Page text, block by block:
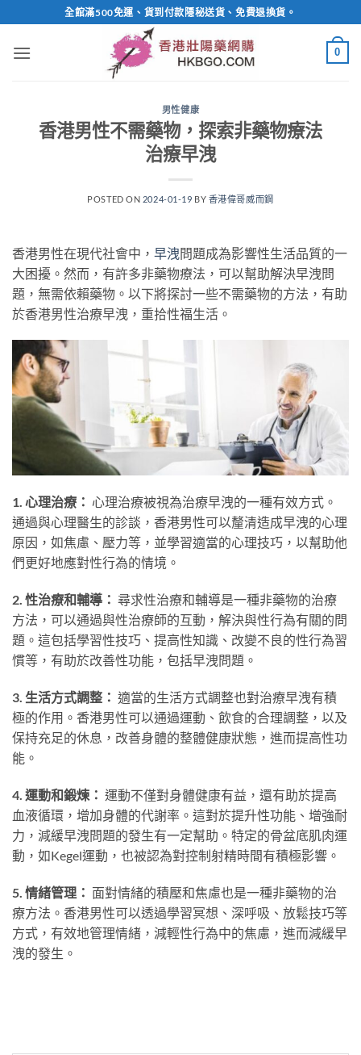
to
content
全館滿500免運、貨到付款隱秘送貨、免費退換貨。
0
男性健康
香港男性不需藥物，探索非藥物療法
治療早洩
POSTED ON 2024-01-19 BY 香港偉哥威而鋼
香港男性在現代社會中， 早洩問題成為影響性生活品質的一
大困擾。然而，有許多非藥物療法，可以幫助解決早洩問
題，無需依賴藥物。以下將探討一些不需藥物的方法，有助
於香港男性治療早洩，重拾性福生活。
1. 心理治療： 心理治療被視為治療早洩的一種有效方式。
通過與心理醫生的診談，香港男性可以釐清造成早洩的心理
原因，如焦慮、壓力等，並學習適當的心理技巧，以幫助他
們更好地應對性行為的情境。
2. 性治療和輔導： 尋求性治療和輔導是一種非藥物的治療
方法，可以通過與性治療師的互動，解決與性行為有關的問
題。這包括學習性技巧、提高性知識、改變不良的性行為習
慣等，有助於改善性功能，包括早洩問題。
3. 生活方式調整： 適當的生活方式調整也對治療早洩有積
極的作用。香港男性可以通過運動、飲食的合理調整，以及
保持充足的休息，改善身體的整體健康狀態，進而提高性功
能。
4. 運動和鍛煉： 運動不僅對身體健康有益，還有助於提高
血液循環，增加身體的代謝率。這對於提升性功能、增強耐
力，減緩早洩問題的發生有一定幫助。特定的骨盆底肌肉運
動，如Kegel運動，也被認為對控制射精時間有積極影響。
5. 情緒管理： 面對情緒的積壓和焦慮也是一種非藥物的治
療方法。香港男性可以透過學習冥想、深呼吸、放鬆技巧等
方式，有效地管理情緒，減輕性行為中的焦慮，進而減緩早
洩的發生。